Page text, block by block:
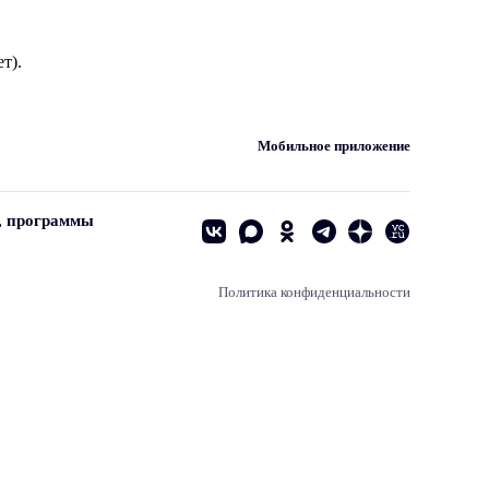
Мобильное приложение
программы
Политика конфиденциальности